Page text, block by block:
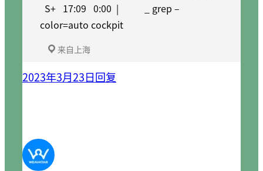
S+ 17:09 0:00 | _ grep –
color=auto cockpit
来自上海
2023年3月23日回复